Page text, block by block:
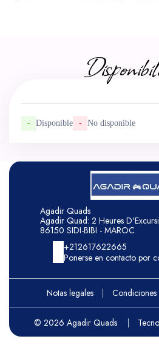
- Disponible - No disponible
Agadir Quads
Agadir Quad: 2 Heures
86150 SIDI-BIBI - MAROC
+212617622665
Ponerse en contacto por
Notas legales | Condiciones
© 2026 Agadir Quads |